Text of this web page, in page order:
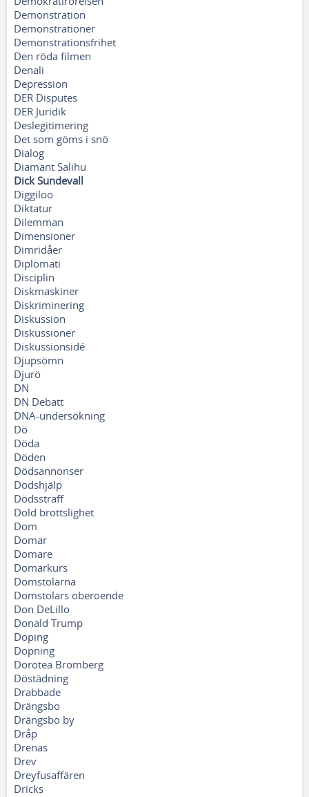
Demonstration
Demonstrationer
Demonstrationsfrihet
Den röda filmen
Denali
Depression
DER Disputes
DER Juridik
Deslegitimering
Det som göms i snö
Dialog
Diamant Salihu
Dick Sundevall
Diggiloo
Diktatur
Dilemman
Dimensioner
Dimridåer
Diplomati
Disciplin
Diskmaskiner
Diskriminering
Diskussion
Diskussioner
Diskussionsidé
Djupsömn
Djurö
DN
DN Debatt
DNA-undersökning
Dö
Döda
Döden
Dödsannonser
Dödshjälp
Dödsstraff
Dold brottslighet
Dom
Domar
Domare
Domarkurs
Domstolarna
Domstolars oberoende
Don DeLillo
Donald Trump
Doping
Dopning
Dorotea Bromberg
Döstädning
Drabbade
Drängsbo
Drängsbo by
Dråp
Drenas
Drev
Dreyfusaffären
Dricks